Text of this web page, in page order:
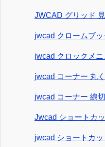
JWCAD グリッド
jwcad クロームブッ
jwcad クロックメ
jwcad コーナー 丸く
jwcad コーナー 線
Jwcad ショートカ
jwcad ショートカ